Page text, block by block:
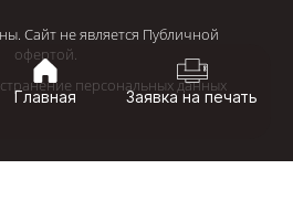
Главная Заявка на печать
Сайт не является Публичной
офертой.
персональных данных